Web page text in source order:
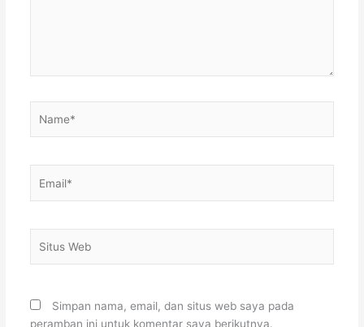
Web
Simpan nama, email, dan situs web saya pada
peramban ini untuk komentar saya berikutnya.